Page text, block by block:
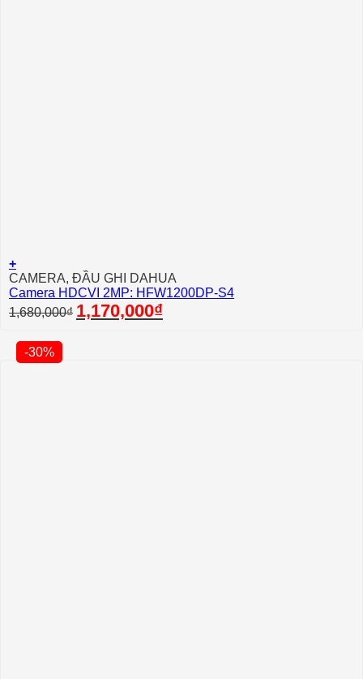
+
CAMERA, ĐẦU GHI DAHUA
Camera HDCVI 2MP: HFW1200DP-S4
1,680,000₫ Giá
gốc
1,170,000₫Giá
hiện
-30%